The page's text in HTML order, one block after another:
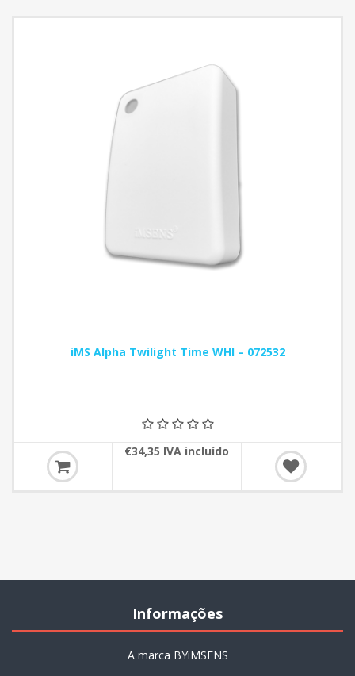
iMS Alpha Twilight Time WHI – 072532
€34,35 IVA incluído
Informações
A marca BYiMSENS